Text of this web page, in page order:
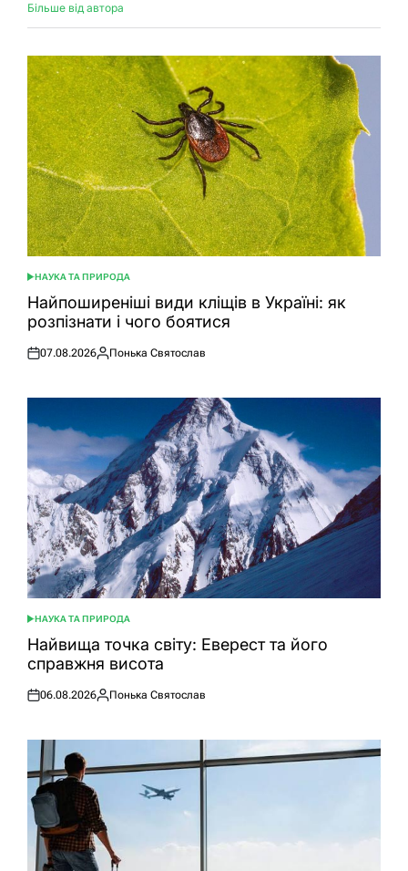
Більше від автора
ОПУБЛІКУВАТИ
У
НАУКА ТА ПРИРОДА
Найпоширеніші види кліщів в Україні: як
розпізнати і чого боятися
Оприлюднено
07.08.2026
Опубліковано
Понька Святослав
ОПУБЛІКУВАТИ
У
НАУКА ТА ПРИРОДА
Найвища точка світу: Еверест та його
справжня висота
Оприлюднено
06.08.2026
Опубліковано
Понька Святослав